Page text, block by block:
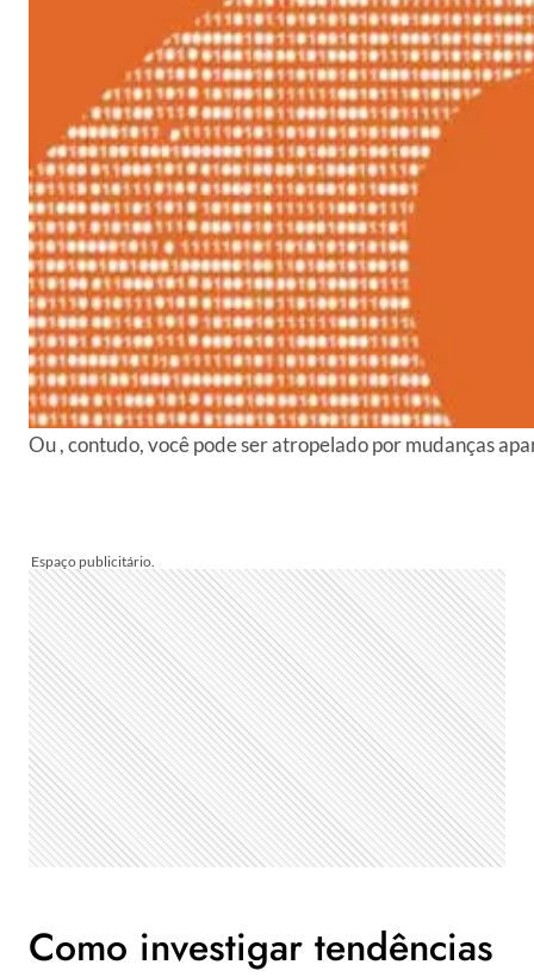
Ou , contudo, você pode ser atropelado por mudanças
Como investigar tendências